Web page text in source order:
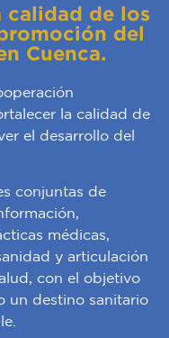
calidad de los
del
Cuenca.
la calidad de
el desarrollo del
conjuntas de
médicas,
y articulación
con el objetivo
un destino sanitario